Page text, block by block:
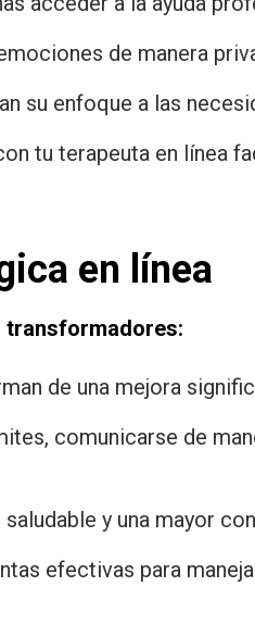
de manera
su enfoque a las
tu terapeuta en línea
en línea
transformadores:
de una mejora
comunicarse de
y una mayor
efectivas para